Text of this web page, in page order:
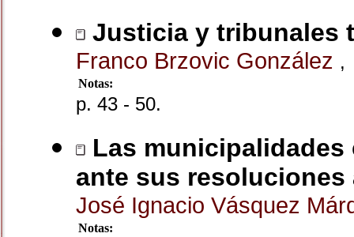
Justicia y tribunales
Franco Brzovic González ,
Notas:
p. 43 - 50.
Las
ante sus
José Ignacio Vásquez
Notas: